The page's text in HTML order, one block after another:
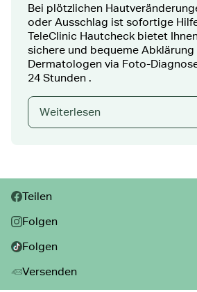
Bei plötzlichen
oder Ausschlag ist sofortige
TeleClinic Hautcheck bietet
sichere und bequeme
Dermatologen via Foto-
24 Stunden .
Weiterlesen
Teilen:
Teilen
Folgen
Folgen
Versenden